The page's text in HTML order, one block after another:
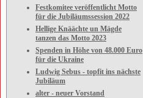
Festkomitee veröffentlicht Motto
für die Jubiläumssession 2022
Hellige Knäächte un Mägde
tanzen das Motto 2023
Spenden in Höhe von 48.000 Euro
für die Ukraine
Ludwig Sebus - topfit ins nächste
Jubiläum
alter - neuer Vorstand